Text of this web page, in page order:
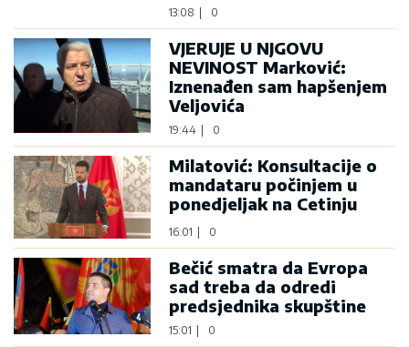
13:08 0
VJERUJE U NJGOVU
NEVINOST Marković:
Iznenađen sam hapšenjem
Veljovića
19:44 0
Milatović: Konsultacije o
mandataru počinjem u
ponedjeljak na Cetinju
16:01 0
Bečić smatra da Evropa
sad treba da odredi
predsjednika skupštine
15:01 0